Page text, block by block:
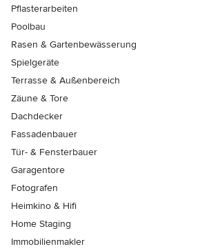
Pflasterarbeiten
Poolbau
Rasen & Gartenbewässerung
Spielgeräte
Terrasse & Außenbereich
Zäune & Tore
Dachdecker
Fassadenbauer
Tür- & Fensterbauer
Garagentore
Fotografen
Heimkino & Hifi
Home Staging
Immobilienmakler